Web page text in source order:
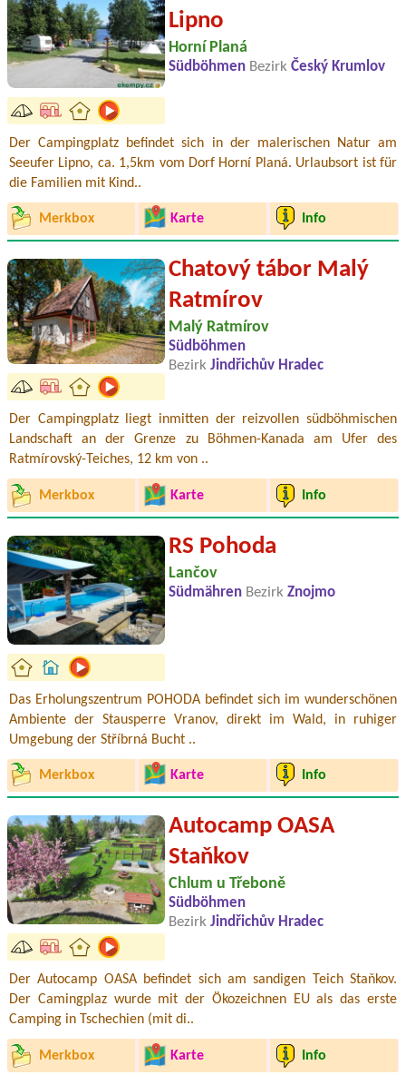
Lipno
Horní Planá
Südböhmen Bezirk Český Krumlov
Der Campingplatz befindet sich in der malerischen Natur am
Seeufer Lipno, ca. 1,5km vom Dorf Horní Planá. Urlaubsort ist für
die Familien mit Kind..
Merkbox Karte Info
Chatový tábor Malý
Ratmírov
Malý Ratmírov
Südböhmen
Bezirk Jindřichův Hradec
Der Campingplatz liegt inmitten der reizvollen südböhmischen
Landschaft an der Grenze zu Böhmen-Kanada am Ufer des
Ratmírovský-Teiches, 12 km von ..
Merkbox Karte Info
RS Pohoda
Lančov
Südmähren Bezirk Znojmo
Das Erholungszentrum POHODA befindet sich im wunderschönen
Ambiente der Stausperre Vranov, direkt im Wald, in ruhiger
Umgebung der Stříbrná Bucht ..
Merkbox Karte Info
Autocamp OASA
Staňkov
Chlum u Třeboně
Südböhmen
Bezirk Jindřichův Hradec
Der Autocamp OASA befindet sich am sandigen Teich Staňkov.
Der Camingplaz wurde mit der Ökozeichnen EU als das erste
Camping in Tschechien (mit di..
Merkbox Karte Info